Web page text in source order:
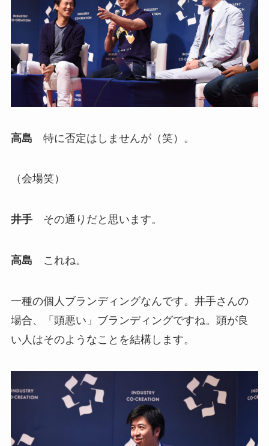
高島 特に否定はしませんが（笑）。
（会場笑）
井手その通りだと思います。
高島 これね。
一種の個人ブランディングなんです。井手さんの
場合、「頭悪い」ブランディングですね。頭が良
い人はそのようなことを結構します。